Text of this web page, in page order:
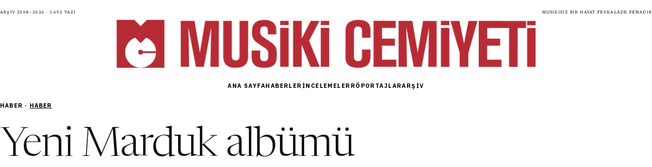
Arşiv 2008—2026 · 3.692 yazı Musikisiz bir hayat fevkalâde fenadır
ANA SAYFAHABERLER İNCELEMELER RÖPORTAJLARARŞIV
HABER · HABER
Yeni Marduk albümü